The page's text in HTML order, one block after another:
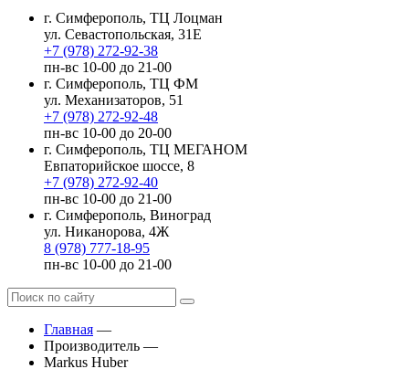
г. Симферополь, ТЦ Лоцман
ул. Севастопольская, 31Е
+7 (978) 272-92-38
пн-вс 10-00 до 21-00
г. Симферополь, ТЦ ФМ
ул. Механизаторов, 51
+7 (978) 272-92-48
пн-вс 10-00 до 20-00
г. Симферополь, ТЦ МЕГАНОМ
Евпаторийское шоссе, 8
+7 (978) 272-92-40
пн-вс 10-00 до 21-00
г. Симферополь, Виноград
ул. Никанорова, 4Ж
8 (978) 777-18-95
пн-вс 10-00 до 21-00
Главная —
Производитель —
Markus Huber